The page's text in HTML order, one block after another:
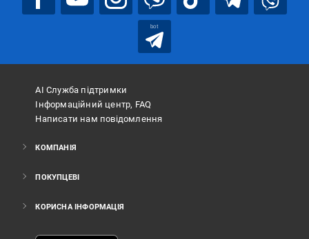
bot
АІ Служба підтримки
Інформаційний центр, FAQ
Написати нам повідомлення
КОМПАНІЯ
ПОКУПЦЕВІ
КОРИСНА ІНФОРМАЦІЯ